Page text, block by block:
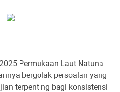
Permukaan Laut Natuna
bergolak persoalan yang
terpenting bagi konsistensi